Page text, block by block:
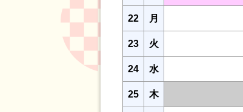
22 月
23 火
24 水
25 木